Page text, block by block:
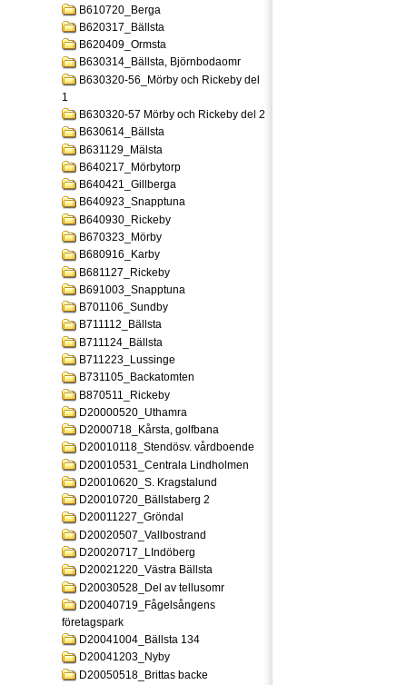
B610720_Berga
B620317_Bällsta
B620409_Ormsta
B630314_Bällsta, Björnbodaomr
B630320-56_Mörby och Rickeby del
1
B630320-57 Mörby och Rickeby del 2
B630614_Bällsta
B631129_Mälsta
B640217_Mörbytorp
B640421_Gillberga
B640923_Snapptuna
B640930_Rickeby
B670323_Mörby
B680916_Karby
B681127_Rickeby
B691003_Snapptuna
B701106_Sundby
B711112_Bällsta
B711124_Bällsta
B711223_Lussinge
B731105_Backatomten
B870511_Rickeby
D20000520_Uthamra
D2000718_Kårsta, golfbana
D20010118_Stendösv. vårdboende
D20010531_Centrala Lindholmen
D20010620_S. Kragstalund
D20010720_Bällstaberg 2
D20011227_Gröndal
D20020507_Vallbostrand
D20020717_LIndöberg
D20021220_Västra Bällsta
D20030528_Del av tellusomr
D20040719_Fågelsångens
företagspark
D20041004_Bällsta 134
D20041203_Nyby
D20050518_Brittas backe